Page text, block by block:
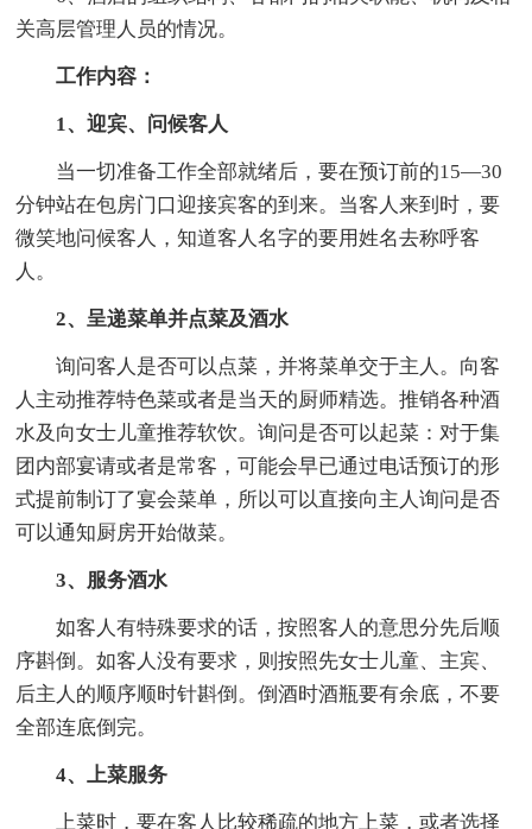
关高层管理人员的情况。
工作内容：
1、迎宾、问候客人
当一切准备工作全部就绪后，要在预订前的15—30
分钟站在包房门口迎接宾客的到来。当客人来到时，要
微笑地问候客人，知道客人名字的要用姓名去称呼客
人。
2、呈递菜单并点菜及酒水
询问客人是否可以点菜，并将菜单交于主人。向客
人主动推荐特色菜或者是当天的厨师精选。推销各种酒
水及向女士儿童推荐软饮。询问是否可以起菜：对于集
团内部宴请或者是常客，可能会早已通过电话预订的形
式提前制订了宴会菜单，所以可以直接向主人询问是否
可以通知厨房开始做菜。
3、服务酒水
如客人有特殊要求的话，按照客人的意思分先后顺
序斟倒。如客人没有要求，则按照先女士儿童、主宾、
后主人的顺序顺时针斟倒。倒酒时酒瓶要有余底，不要
全部连底倒完。
4、上菜服务
上菜时，要在客人比较稀疏的地方上菜，或者选择